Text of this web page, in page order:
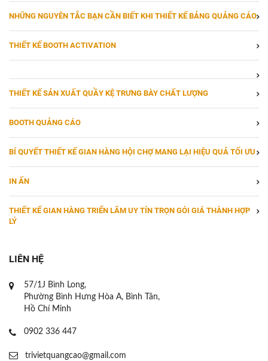
NHỮNG NGUYÊN TẮC BẠN CẦN BIẾT KHI THIẾT KẾ BẢNG QUẢNG CÁO
THIẾT KẾ BOOTH ACTIVATION
THIẾT KẾ SẢN XUẤT QUẦY KỆ TRƯNG BÀY CHẤT LƯỢNG
BOOTH QUẢNG CÁO
BÍ QUYẾT THIẾT KẾ GIAN HÀNG HỘI CHỢ MANG LẠI HIỆU QUẢ TỐI ƯU
IN ẤN
THIẾT KẾ GIAN HÀNG TRIỂN LÃM UY TÍN TRỌN GÓI GIÁ THÀNH HỢP
LÝ
LIÊN HỆ
57/1J Bình Long,
Phường Bình Hưng Hòa A, Bình Tân,
Hồ Chí Minh
0902 336 447
trivietquangcao@gmail.com